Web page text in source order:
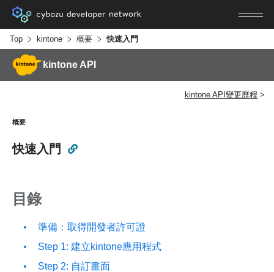
Top kintone 概要 快速入門
kintone API
kintone API變更歷程
概要
快速入門
目錄
準備：取得開發者許可證
Step 1: 建立kintone應用程式
Step 2: 自訂畫面